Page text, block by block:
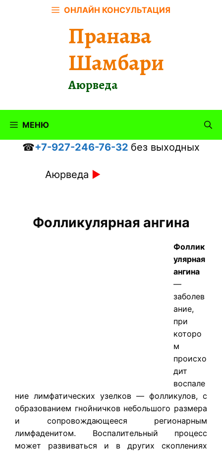
ОНЛАЙН КОНСУЛЬТАЦИЯ
Пранава
Шамбари
Аюрведа
МЕНЮ
☎+7-927-246-76-32 без выходных
Аюрведа ►
Фолликулярная ангина
Фоллик
улярная
ангина
—
заболев
ание,
при
которо
м
происхо
дит
воспале
ние лимфатических узелков — фолликулов, с
образованием гнойничков небольшого размера
и сопровождающееся регионарным
лимфаденитом. Воспалительный процесс
может развиваться и в других скоплениях